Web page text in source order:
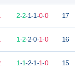
2-2-1-1-0-0 17
1-2-2-0-1-0 16
1-1-2-1-1-0 15